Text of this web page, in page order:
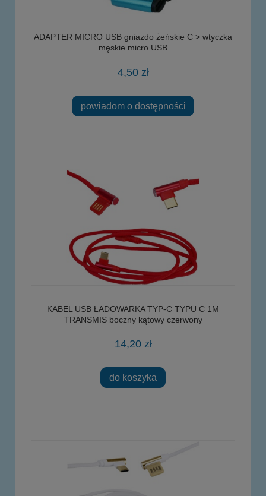
ADAPTER MICRO USB gniazdo żeńskie C > wtyczka
męskie micro USB
4,50 zł
powiadom o dostępności
KABEL USB ŁADOWARKA TYP-C TYPU C 1M
TRANSMIS boczny kątowy czerwony
14,20 zł
do koszyka